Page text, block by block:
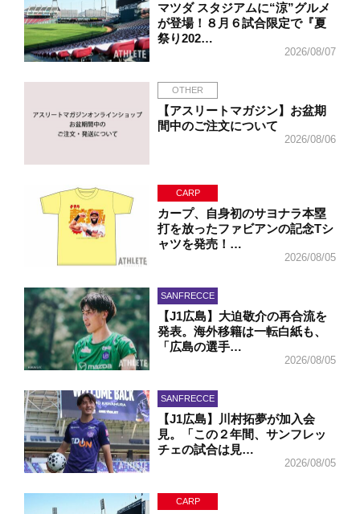
マツダ スタジアムに“涼”グルメ
が登場！８月６試合限定で『夏
祭り202…
2026/08/07
OTHER
【アスリートマガジン】お盆期
間中のご注文について
2026/08/06
CARP
カープ、自身初のサヨナラ本塁
打を放ったファビアンの記念Tシ
ャツを発売！…
2026/08/05
SANFRECCE
【J1広島】大迫敬介の再合流を
発表。海外移籍は一転白紙も、
「広島の選手…
2026/08/05
SANFRECCE
【J1広島】川村拓夢が加入会
見。「この２年間、サンフレッ
チェの試合は見…
2026/08/05
CARP